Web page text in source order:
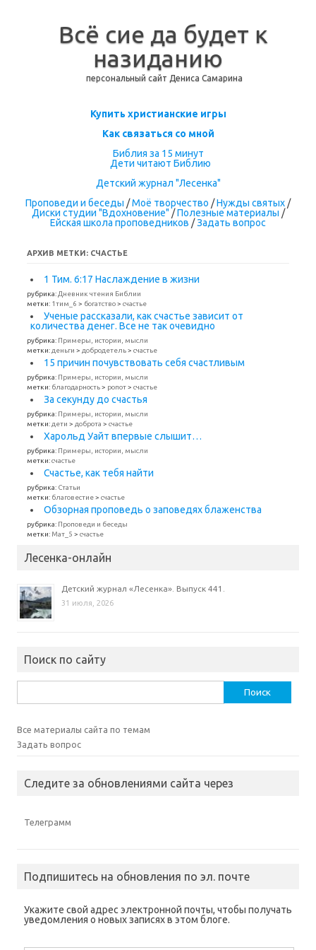
Всё сие да будет к
назиданию
персональный сайт Дениса Самарина
Перейти к содержимому
Купить христианские игры
Как связаться со мной
Библия за 15 минут
Дети читают Библию
Детский журнал "Лесенка"
Проповеди и беседы /Моё творчество /Нужды святых /
Диски студии "Вдохновение" /Полезные материалы /
Ейская школа проповедников /Задать вопрос
АРХИВ МЕТКИ: СЧАСТЬЕ
1 Тим. 6:17 Наслаждение в жизни
рубрика: Дневник чтения Библии
метки: 1тим_6 > богатство> счастье
Ученые рассказали, как счастье зависит от
количества денег. Все не так очевидно
рубрика: Примеры, истории, мысли
метки: деньги > добродетель> счастье
15 причин почувствовать себя счастливым
рубрика: Примеры, истории, мысли
метки: благодарность> ропот> счастье
За секунду до счастья
рубрика: Примеры, истории, мысли
метки: дети > доброта > счастье
Харольд Уайт впервые слышит…
рубрика: Примеры, истории, мысли
метки:счастье
Счастье, как тебя найти
рубрика: Статьи
метки: благовестие> счастье
Обзорная проповедь о заповедях блаженства
рубрика: Проповеди и беседы
метки: Мат_5 > счастье
Лесенка-онлайн
Детский журнал «Лесенка». Выпуск 441.
31 июля, 2026
Поиск по сайту
Все материалы сайта по темам
Задать вопрос
Следите за обновлениями сайта через
Телеграмм
Подпишитесь на обновления по эл. почте
Укажите свой адрес электронной почты, чтобы получать
уведомления о новых записях в этом блоге.